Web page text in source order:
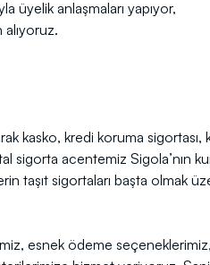
üyelik anlaşmaları yapıyor,
alıyoruz.
kasko, kredi koruma sigortası,
sigorta acentemiz Sigola’nın
taşıt sigortaları başta olmak
esnek ödeme